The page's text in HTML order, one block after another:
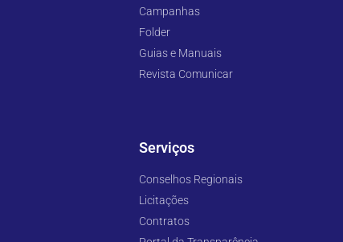
Campanhas
Folder
Guias e Manuais
Revista Comunicar
Serviços
Conselhos Regionais
Licitações
Contratos